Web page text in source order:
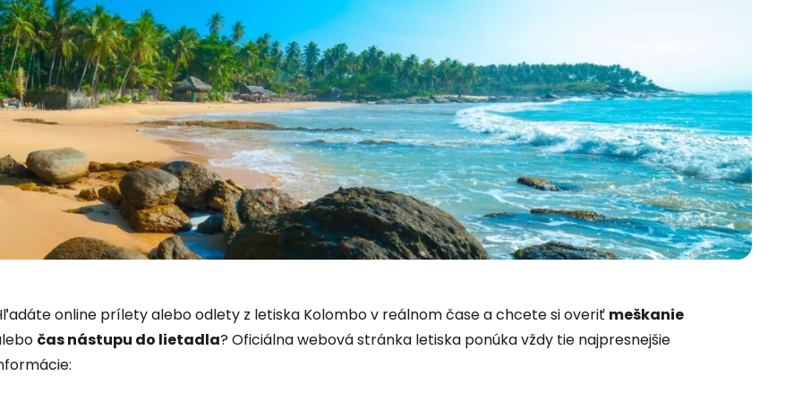
online prílety alebo odlety z letiska Kolombo v reálnom čase a chcete si overiť meškanie
čas nástupu do lietadla? Oficiálna webová stránka letiska ponúka vždy tie najpresnejšie
Cestee